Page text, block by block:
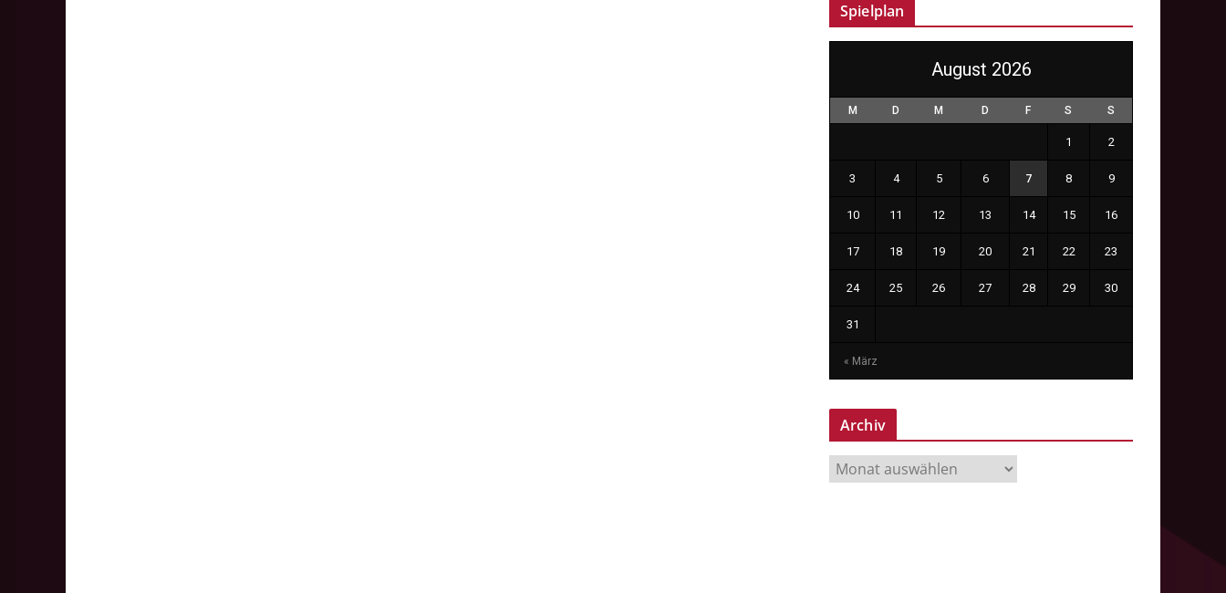
Spielplan
August 2026
M D M D F S S
« März
1 2
3 4 5 6 7 8 9
10 11 12 13 14 15 16
17 18 19 20 21 22 23
24 25 26 27 28 29 30
31
Archiv
r